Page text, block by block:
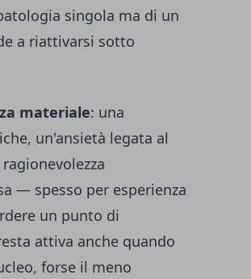
singola ma di un
a riattivarsi sotto
materiale: una
un'ansietà legata al
— spesso per esperienza
un punto di
attiva anche quando
forse il meno